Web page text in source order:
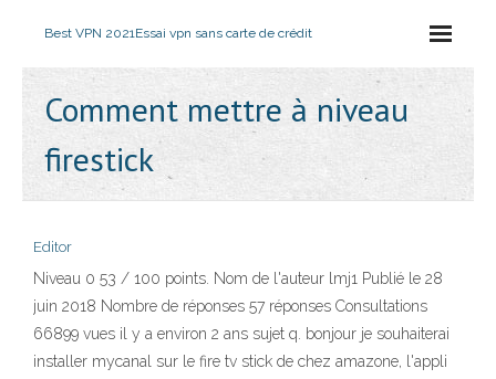
Best VPN 2021Essai vpn sans carte de crédit
Comment mettre à niveau
firestick
Editor
Niveau 0 53 / 100 points. Nom de l'auteur lmj1 Publié le 28
juin 2018 Nombre de réponses 57 réponses Consultations
66899 vues il y a environ 2 ans sujet q. bonjour je souhaiterai
installer mycanal sur le fire tv stick de chez amazone, l'appli